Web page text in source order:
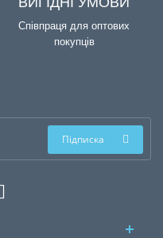
Співпраця для оптових
покупців
Підписка